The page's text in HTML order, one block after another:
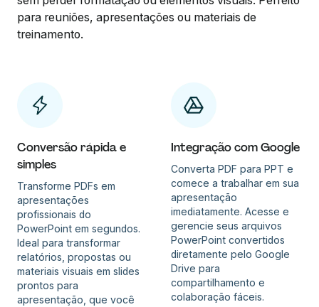
para reuniões, apresentações ou materiais de
treinamento.
Conversão rápida e
simples
Transforme PDFs em
apresentações
profissionais do
PowerPoint em segundos.
Ideal para transformar
relatórios, propostas ou
materiais visuais em slides
prontos para
apresentação, que você
Integração com Google
Converta PDF para PPT e
comece a trabalhar em sua
apresentação
imediatamente. Acesse e
gerencie seus arquivos
PowerPoint convertidos
diretamente pelo Google
Drive para
compartilhamento e
colaboração fáceis.